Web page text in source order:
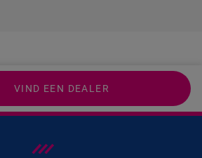
VIND EEN DEALER